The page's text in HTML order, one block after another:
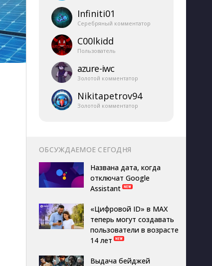
Infiniti01
Серебряный комментатор
C00lkidd
Пользователь
azure-​iwc
Золотой комментатор
Nikitapetrov94
Золотой комментатор
ОБСУЖДАЕМОЕ СЕГОДНЯ
Названа дата, когда
отключат Google
Assistant
«Цифровой ID» в MAX
теперь могут создавать
пользователи в возрасте
14 лет
Выдача бейджей